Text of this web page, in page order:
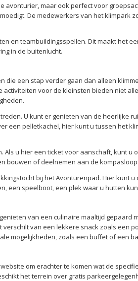
avonturier, maar ook perfect voor
De medewerkers van het
en teambuildingsspellen. Dit maakt het
in de buitenlucht.
die een stap verder gaan dan alleen
activiteiten voor de kleinsten bieden niet
U kunt er genieten van de heerlijke
een pelletkachel, hier kunt u tussen het
u hier een ticket voor aanschaft, kunt
bouwen of deelnemen aan de kompasloop.
bij het Avonturenpad. Hier kunt
een speelboot, een plek waar u hutten
van een culinaire maaltijd
van een lekkere snack zoals een
mogelijkheden, zoals een buffet of een
om erachter te komen wat de
het terrein over gratis